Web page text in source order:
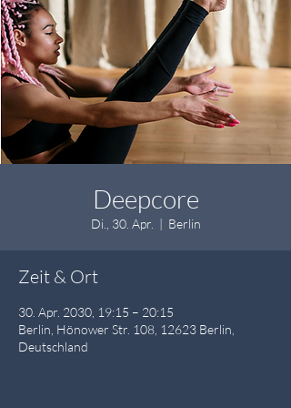
Deepcore
Di., 30. Apr.
  |
Berlin
Zeit & Ort
30. Apr. 2030, 19:15 – 20:15
Berlin, Hönower Str. 108, 12623 Berlin,
Deutschland